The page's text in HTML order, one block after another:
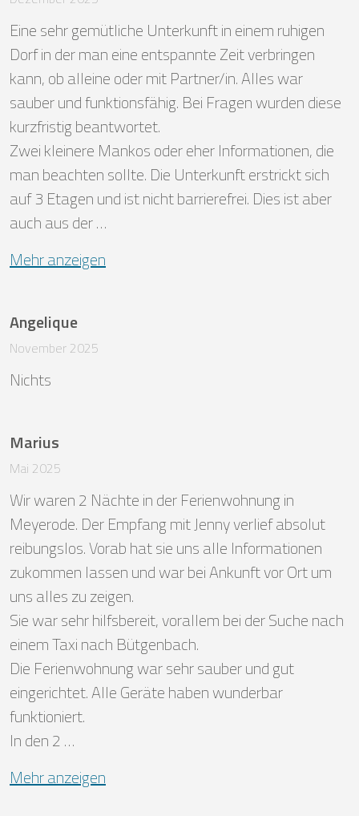
Eine sehr gemütliche Unterkunft in einem ruhigen
Dorf in der man eine entspannte Zeit verbringen
kann, ob alleine oder mit Partner/in. Alles war
sauber und funktionsfähig. Bei Fragen wurden diese
kurzfristig beantwortet.
Zwei kleinere Mankos oder eher Informationen, die
man beachten sollte. Die Unterkunft erstrickt sich
auf 3 Etagen und ist nicht barrierefrei. Dies ist aber
auch aus der …
Mehr anzeigen
Angelique
November 2025
Nichts
Marius
Mai 2025
Wir waren 2 Nächte in der Ferienwohnung in
Meyerode. Der Empfang mit Jenny verlief absolut
reibungslos. Vorab hat sie uns alle Informationen
zukommen lassen und war bei Ankunft vor Ort um
uns alles zu zeigen.
Sie war sehr hilfsbereit, vorallem bei der Suche nach
einem Taxi nach Bütgenbach.
Die Ferienwohnung war sehr sauber und gut
eingerichtet. Alle Geräte haben wunderbar
funktioniert.
In den 2 …
Mehr anzeigen